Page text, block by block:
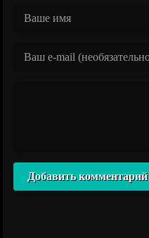
Добавить комментарий